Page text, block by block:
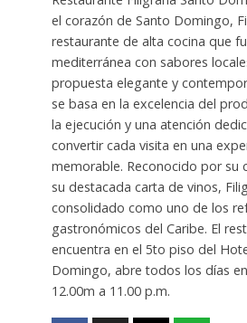
el corazón de Santo Domingo,
restaurante de alta cocina que
mediterránea con sabores
propuesta elegante y
se basa en la excelencia del
la ejecución y una atención
convertir cada visita en una
memorable. Reconocido por su
su destacada carta de vinos,
consolidado como uno de los
gastronómicos del Caribe. El
encuentra en el 5to piso del
Domingo, abre todos los días
12.00m a 11.00 p.m.